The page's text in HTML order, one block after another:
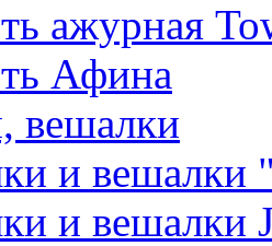
ажурная
Афина
вешалки
и вешалки
и вешалки